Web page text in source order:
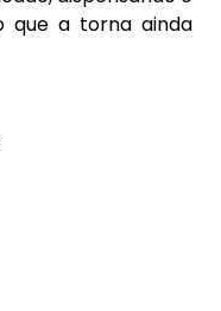
que a torna ainda